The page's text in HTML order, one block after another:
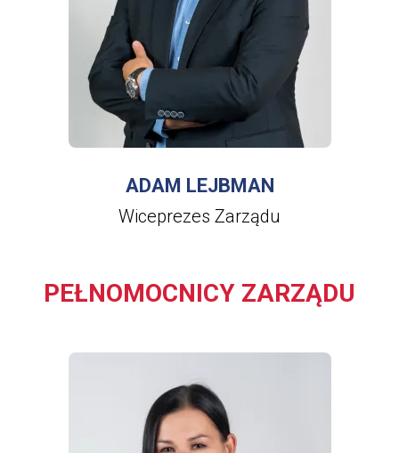
WIĘCEJ INFORMACJI
ADAM
LEJBMAN
ADAM LEJBMAN
Wiceprezes Zarządu
PEŁNOMOCNICY ZARZĄDU